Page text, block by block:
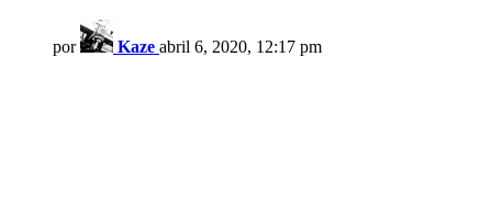
por Kaze abril 6, 2020, 12:17 pm